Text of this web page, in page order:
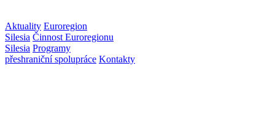
Aktuality Euroregion
Silesia Činnost Euroregionu
Silesia Programy
přeshraniční spolupráce Kontakty